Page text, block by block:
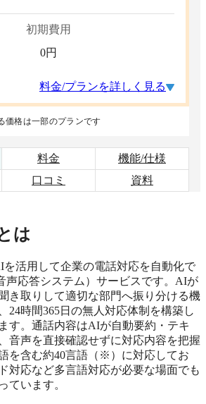
初期費用
0円
料金/プランを詳しく見る
価格は一部のプランです
料金
機能/仕様
口コミ 資料
は
活用して企業の電話対応を自動化で
声応答システム）サービスです。AIが
き取りして適切な部門へ振り分ける機
24時間365日の無人対応体制を構築し
す。通話内容はAIが自動要約・テキ
音声を直接確認せずに対応内容を把握
を含む約40言語（※）に対応してお
対応など多言語対応が必要な場面でも
ています。